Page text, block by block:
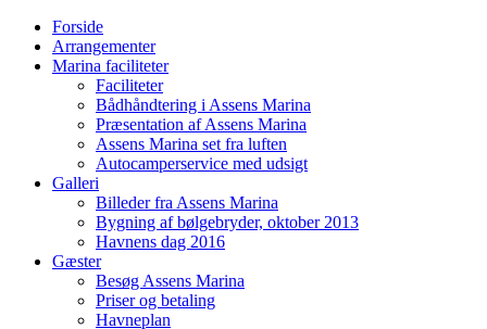
Forside
Arrangementer
Marina faciliteter
Faciliteter
Bådhåndtering i Assens Marina
Præsentation af Assens Marina
Assens Marina set fra luften
Autocamperservice med udsigt
Galleri
Billeder fra Assens Marina
Bygning af bølgebryder, oktober 2013
Havnens dag 2016
Gæster
Besøg Assens Marina
Priser og betaling
Havneplan